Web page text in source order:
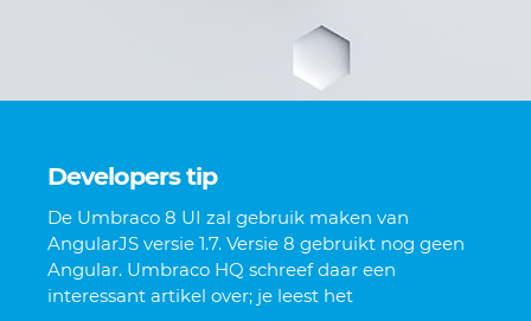
Developers tip
De Umbraco 8 UI zal gebruik maken van
AngularJS versie 1.7. Versie 8 gebruikt nog geen
Angular. Umbraco HQ schreef daar een
interessant artikel over; je leest het